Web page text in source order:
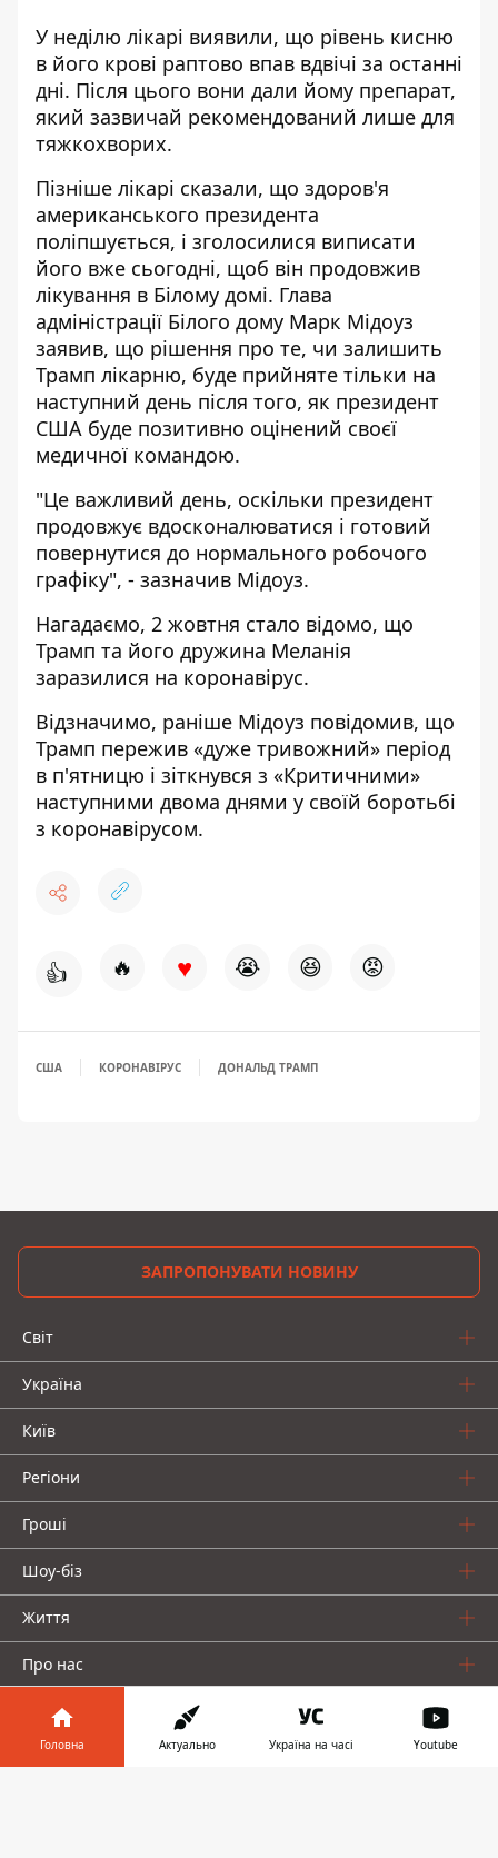
У неділю лікарі виявили, що рівень кисню
в його крові раптово впав вдвічі за останні
дні. Після цього вони дали йому препарат,
який зазвичай рекомендований лише для
тяжкохворих.
Пізніше лікарі сказали, що здоров'я
американського президента
поліпшується, і зголосилися виписати
його вже сьогодні, щоб він продовжив
лікування в Білому домі. Глава
адміністрації Білого дому Марк Мідоуз
заявив, що рішення про те, чи залишить
Трамп лікарню, буде прийняте тільки на
наступний день після того, як президент
США буде позитивно оцінений своєї
медичної командою.
"Це важливий день, оскільки президент
продовжує вдосконалюватися і готовий
повернутися до нормального робочого
графіку", - зазначив Мідоуз.
Нагадаємо, 2 жовтня стало відомо, що
Трамп та його дружина Меланія
заразилися на коронавірус.
Відзначимо, раніше Мідоуз повідомив, що
Трамп пережив «дуже тривожний» період
в п'ятницю і зіткнувся з «Критичними»
наступними двома днями у своїй боротьбі
з коронавірусом.
👍 🔥 ♥ 😭 😆 😡
США КОРОНАВІРУС ДОНАЛЬД ТРАМП
ЗАПРОПОНУВАТИ НОВИНУ
Світ
Україна
Київ
Регіони
Гроші
Шоу-біз
Життя
Про нас
Головна Актуально Україна на часі Youtube